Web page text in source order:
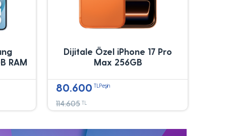
RAM
Dijitale Özel iPhone 17 Pro
Max 256GB
80.600 TLPeşin
114.605 TL